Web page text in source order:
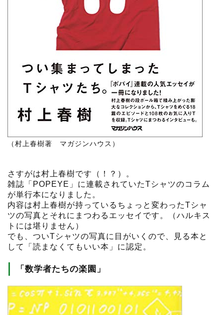
（村上春樹著 マガジンハウス）
さすがは村上春樹です（！？）。
雑誌「POPEYE」に連載されていたTシャツのコラム
が単行本になりました。
内容は村上春樹が持っているちょっと変わったTシャ
ツの写真とそれにまつわるエッセイです。（ハルキス
トには堪りません）
でも、ついTシャツの写真に目がいくので、見る本と
して「読まなくてもいい本」に認定。
「数学者たちの楽園」